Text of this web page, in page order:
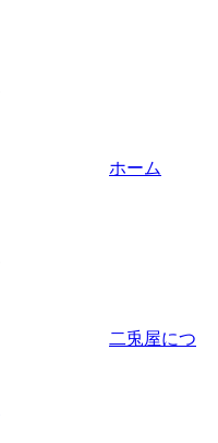
ホーム
二兎屋につ